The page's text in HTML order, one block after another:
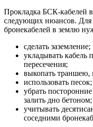
Прокладка БСК-кабелей в
следующих нюансов. Для
бронекабелей в землю
сделать заземление;
укладывать кабель
пересечения;
выкопать
использовать песок;
убрать
залить дно бетоном;
учитывать
соседними